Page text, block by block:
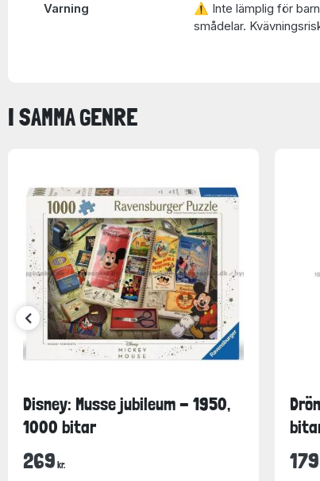
Varning
⚠ Inte lämplig för barn
smådelar.
I SAMMA GENRE
Disney: Musse jubileum - 1950,
1000 bitar
269 kr. 179